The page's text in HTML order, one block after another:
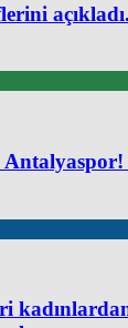
Antalyaspor!